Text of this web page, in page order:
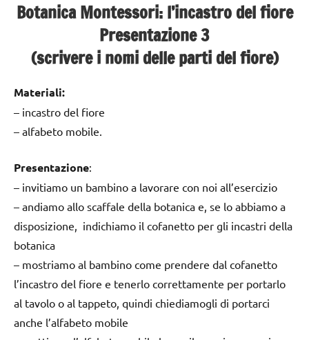
Botanica Montessori: l’incastro del fiore
Presentazione 3
(scrivere i nomi delle parti del fiore)
Materiali:
– incastro del fiore
– alfabeto mobile.
Presentazione:
– invitiamo un bambino a lavorare con noi all’esercizio
– andiamo allo scaffale della botanica e, se lo abbiamo a
disposizione, indichiamo il cofanetto per gli incastri della
botanica
– mostriamo al bambino come prendere dal cofanetto
l’incastro del fiore e tenerlo correttamente per portarlo
al tavolo o al tappeto, quindi chiediamogli di portarci
anche l’alfabeto mobile